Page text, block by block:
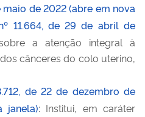
maio de 2022 (abre em nova
11.664, de 29 de abril de
a atenção integral à
cânceres do colo uterino,
de 22 de dezembro de
janela): Institui, em caráter